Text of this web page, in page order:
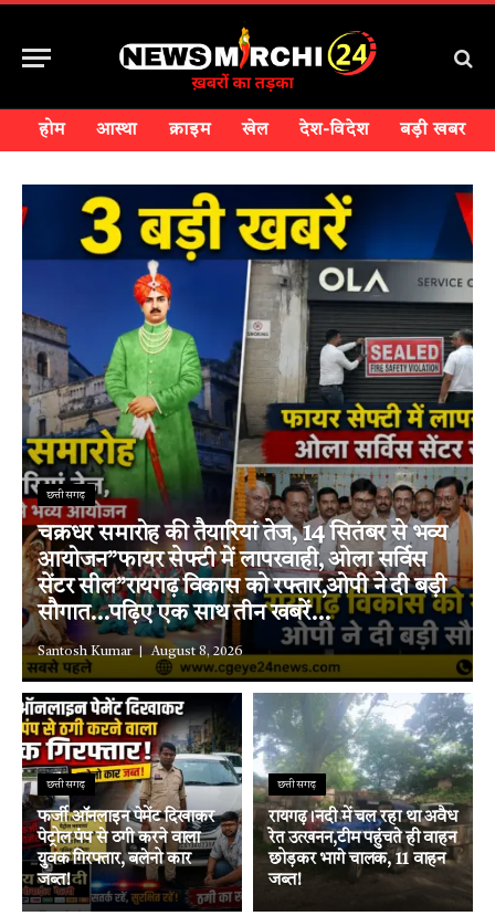
होम आस्था क्राइम खेल देश-विदेश बड़ी खबर
छत्तीसगढ़
चक्रधर समारोह की तैयारियां तेज, 14 सितंबर से भव्य
आयोजन”फायर सेफ्टी में लापरवाही, ओला सर्विस
सेंटर सील”रायगढ़ विकास को रफ्तार,ओपी ने दी बड़ी
सौगात…पढ़िए एक साथ तीन खबरें…
Santosh Kumar August 8, 2026
छत्तीसगढ़
फर्जी ऑनलाइन पेमेंट दिखाकर
पेट्रोल पंप से ठगी करने वाला
युवक गिरफ्तार, बलेनो कार
जब्त!
छत्तीसगढ़
रायगढ़।नदी में चल रहा था अवैध
रेत उत्खनन,टीम पहुंचते ही वाहन
छोड़कर भागे चालक, 11 वाहन
जब्त!